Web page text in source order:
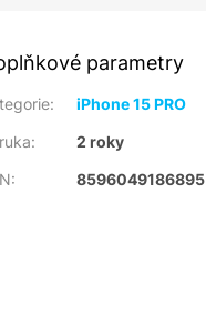
parametry
:
iPhone 15 PRO
:
2 roky
: 8596049186895